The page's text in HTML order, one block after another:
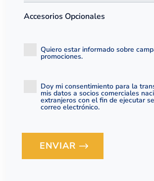
Accesorios Opcionales
Quiero estar informado sobre
promociones.
Doy mi consentimiento para la
mis datos a socios comerciales
extranjeros con el fin de ejecutar
correo electrónico.
Loading...
ENVIAR